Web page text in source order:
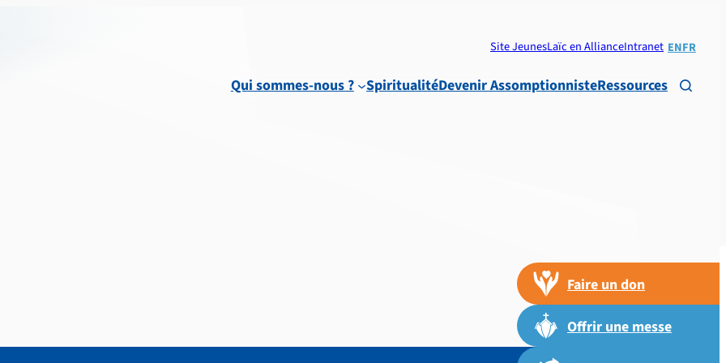
Site JeunesLaïc en AllianceIntranet ENFR
Qui sommes-nous ? SpiritualitéDevenir AssomptionnisteRessources 
Faire un don
Offrir une messe